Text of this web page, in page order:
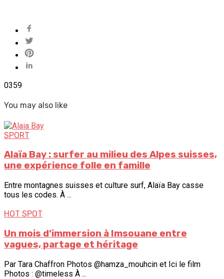
0359
You may also like
SPORT
Alaïa Bay : surfer au milieu des Alpes suisses,
une expérience folle en famille
Entre montagnes suisses et culture surf, Alaïa Bay casse
tous les codes. À ...
HOT SPOT
Un mois d’immersion à Imsouane entre
vagues, partage et héritage
Par Tara Chaffron Photos @hamza_mouhcin et Ici le film
Photos : @timeless À ...